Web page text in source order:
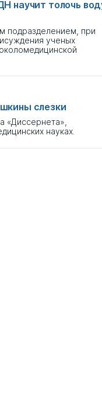
научит толочь
подразделением, при
ученых
слезки
«Диссернета»,
науках.